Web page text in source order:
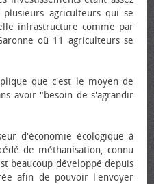
agriculteurs qui se
infrastructure comme par
où 11 agriculteurs se
que c'est le moyen de
avoir "besoin de s'agrandir
d'économie écologique à
de méthanisation, connu
beaucoup développé depuis
afin de pouvoir l'envoyer